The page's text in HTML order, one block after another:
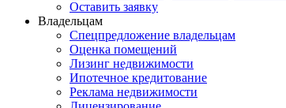
Оставить заявку
Владельцам
Спецпредложение владельцам
Оценка помещений
Лизинг недвижимости
Ипотечное кредитование
Реклама недвижимости